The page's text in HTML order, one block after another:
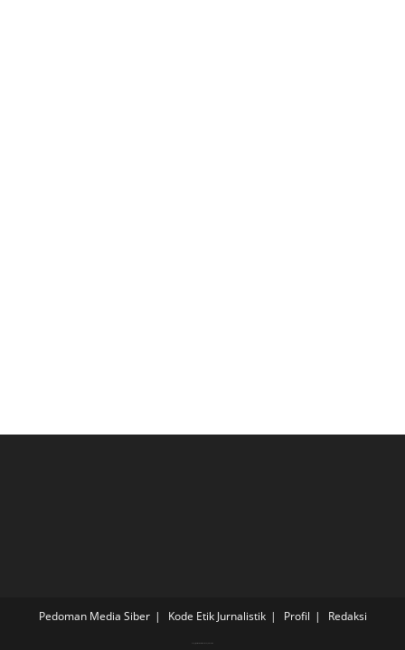
Pedoman Media Siber Kode Etik Jurnalistik Profil Redaksi